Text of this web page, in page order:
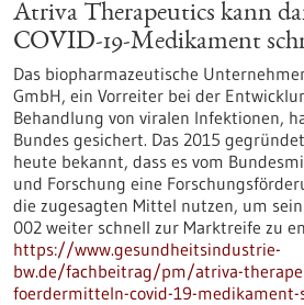
Atriva Therapeutics kann
COVID-19-Medikament
Das biopharmazeutische
GmbH, ein Vorreiter bei der
Behandlung von viralen Infektionen,
Bundes gesichert. Das 2015
heute bekannt, dass es vom
und Forschung eine
die zugesagten Mittel nutzen, um
002 weiter schnell zur Marktreife zu
https://www.gesundheitsindustrie-
bw.de/fachbeitrag/pm/atriva-
foerdermitteln-covid-19-